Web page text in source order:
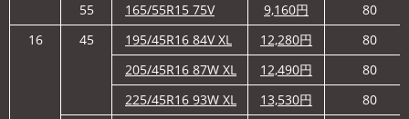
55
165/55R15 75V 9,160円
80
16
45 195/45R16 84V XL 12,280円
80
205/45R16 87W XL
12,490円
80
225/45R16 93W XL
13,530円
80